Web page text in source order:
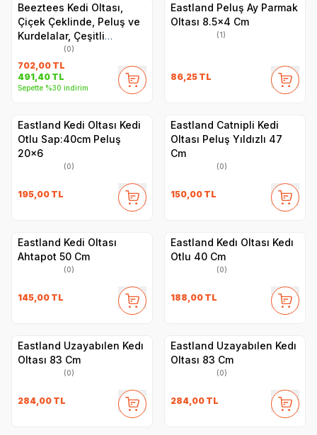
Beeztees Kedi Oltası,
Çiçek Çeklinde, Peluş ve
Kurdelalar, Çeşitli
Renklerde, 45x6x3cm
(0)
702,00 TL
491,40 TL
Sepette %30 indirim
Eastland Peluş Ay Parmak
Oltası 8.5x4 Cm
(1)
86,25 TL
Eastland Kedi Oltası Kedi
Otlu Sap:40cm Peluş
20x6
(0)
195,00 TL
Eastland Catnipli Kedi
Oltası Peluş Yıldızlı 47
Cm
(0)
150,00 TL
Eastland Kedi Oltası
Ahtapot 50 Cm
(0)
145,00 TL
Eastland Kedı Oltası Kedı
Otlu 40 Cm
(0)
188,00 TL
Eastland Uzayabılen Kedı
Oltası 83 Cm
(0)
284,00 TL
Eastland Uzayabılen Kedı
Oltası 83 Cm
(0)
284,00 TL